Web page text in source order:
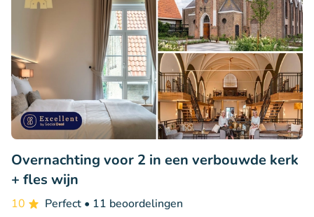
Overnachting voor 2 in een verbouwde kerk
+ fles wijn
10 Perfect • 11 beoordelingen